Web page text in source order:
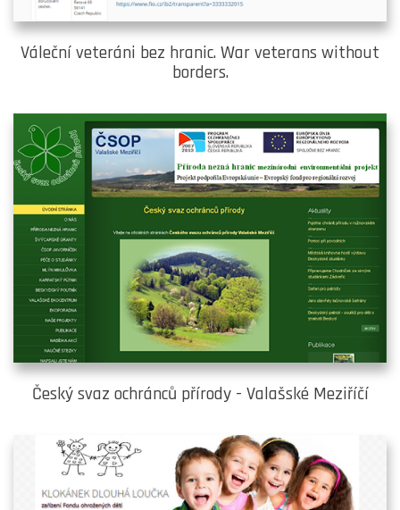
Váleční veteráni bez hranic. War veterans without
borders.
Český svaz ochránců přírody - Valašské Meziříčí